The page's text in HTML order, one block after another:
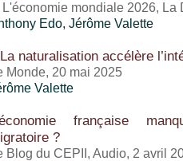
L'économie mondiale 2026,
Edo, Jérôme Valette
naturalisation accélère
Monde, 20 mai 2025
Valette
française
?
Blog du CEPII, Audio, 2 avril